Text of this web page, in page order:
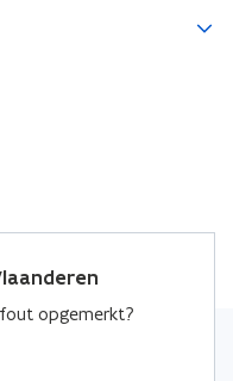
opgemerkt?